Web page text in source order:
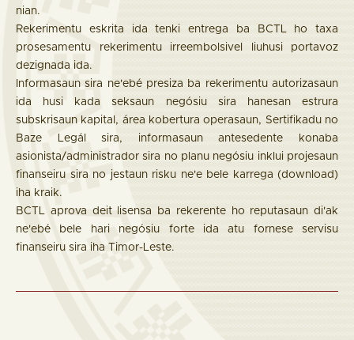
nian.
Rekerimentu eskrita ida tenki entrega ba BCTL ho taxa
prosesamentu rekerimentu irreembolsivel liuhusi portavoz
dezignada ida.
Informasaun sira ne'ebé presiza ba rekerimentu autorizasaun
ida husi kada seksaun negósiu sira hanesan estrura
subskrisaun kapital, área kobertura operasaun, Sertifikadu no
Baze Legál sira, informasaun antesedente konaba
asionista/administrador sira no planu negósiu inklui projesaun
finanseiru sira no jestaun risku ne'e bele karrega (download)
iha kraik.
BCTL aprova deit lisensa ba rekerente ho reputasaun di'ak
ne'ebé bele hari negósiu forte ida atu fornese servisu
finanseiru sira iha Timor-Leste.